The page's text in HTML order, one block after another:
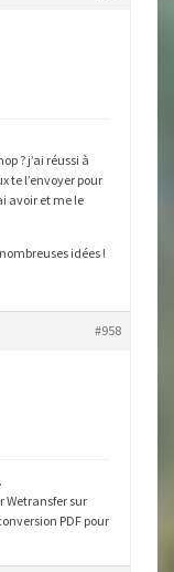
? j’ai réussi à
te l’envoyer pour
avoir et me le
idées !
#958
Wetransfer sur
PDF pour